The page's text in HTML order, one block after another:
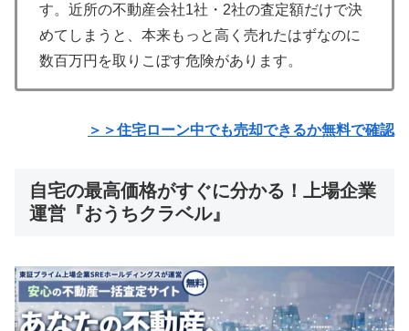
す。近所の不動産会社1社・2社の査定額だけで決
めてしまうと、本来もっと高く売れたはずなのに
数百万円を取りこぼす危険があります。
＞＞住宅ローン中でも売却できるか無料で確認
自宅の最高価格がすぐに分かる！上場企業
運営『おうちクラベル』